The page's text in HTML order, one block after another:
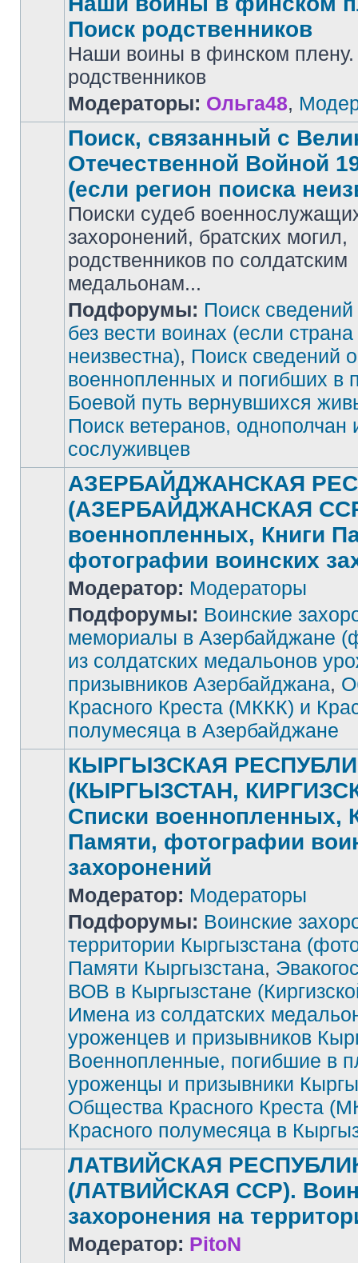
непрочитанных
сообщений
Поиск родственников
Наши воины в финском плену.
родственников
Модераторы: Ольга48,
Нет
непрочитанных
сообщений
Поиск, связанный с
Отечественной Войной
(если регион поиска
Поиски судеб
захоронений, братских могил,
родственников по солдатским
медальонам...
Подфорумы: Поиск
без вести воинах (если
неизвестна), Поиск сведений о
военнопленных и погибших в
Боевой путь вернувшихся
Поиск ветеранов, однополчан
сослуживцев
Нет
сообщений
АЗЕРБАЙДЖАНСКАЯ
(АЗЕРБАЙДЖАНСКАЯ
военнопленных, Книги
фотографии воинских
Модератор: Модераторы
Подфорумы: Воинские
мемориалы в Азербайджане
из солдатских медальонов
призывников Азербайджана,
Красного Креста (МККК) и
полумесяца в Азербайджане
Нет
непрочитанных
КЫРГЫЗСКАЯ
(КЫРГЫЗСТАН,
Списки военнопленных,
Памяти, фотографии
захоронений
Модератор: Модераторы
Подфорумы: Воинские
территории Кыргызстана
Памяти Кыргызстана,
ВОВ в Кыргызстане
Имена из солдатских
уроженцев и призывников
Военнопленные, погибшие в
уроженцы и призывники
Общества Красного Креста
Красного полумесяца в
ЛАТВИЙСКАЯ
(ЛАТВИЙСКАЯ ССР).
захоронения на
Модератор: PitoN